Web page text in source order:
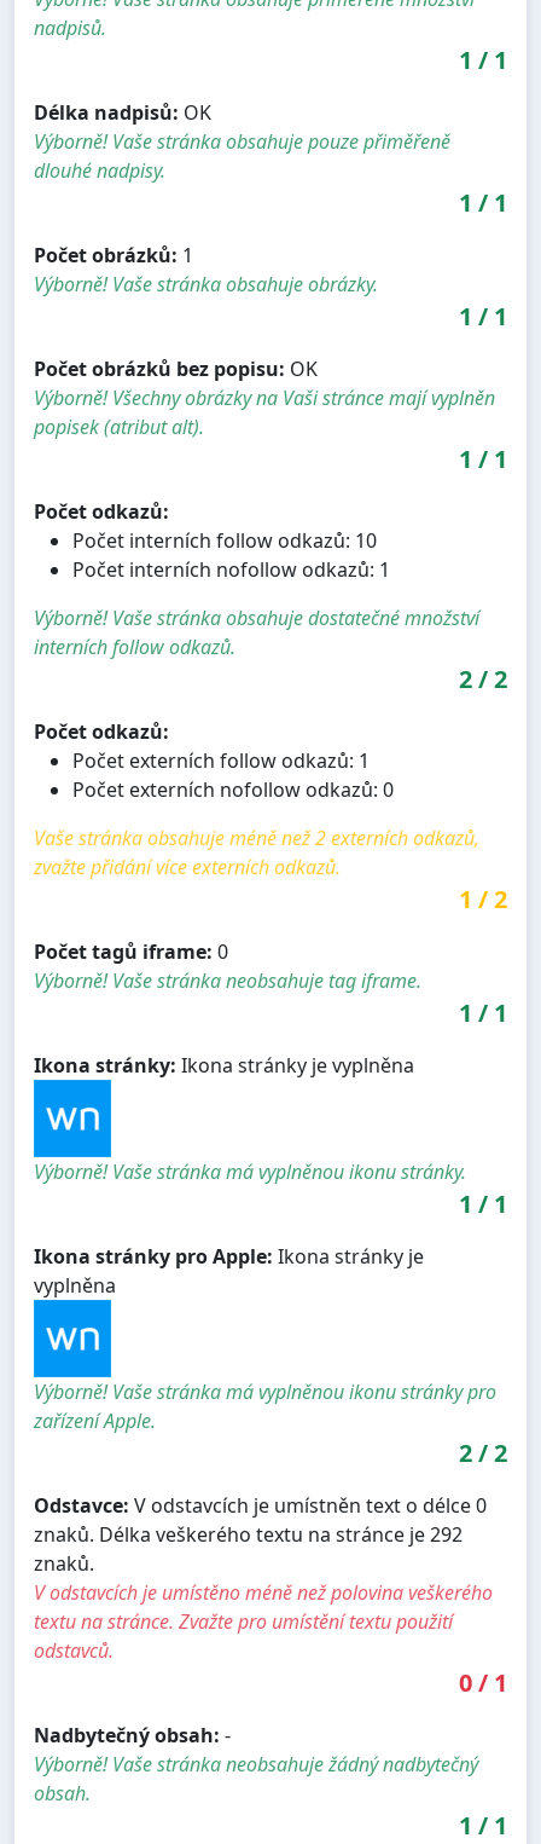
nadpisů.
1 / 1
Délka nadpisů: OK
Výborně! Vaše stránka obsahuje pouze přiměřeně
dlouhé nadpisy.
1 / 1
Počet obrázků: 1
Výborně! Vaše stránka obsahuje obrázky.
1 / 1
Počet obrázků bez popisu: OK
Výborně! Všechny obrázky na Vaši stránce mají vyplněn
popisek (atribut alt).
1 / 1
Počet odkazů:
Počet interních follow odkazů: 10
Počet interních nofollow odkazů: 1
Výborně! Vaše stránka obsahuje dostatečné množství
interních follow odkazů.
2/2
Počet odkazů:
Počet externích follow odkazů: 1
Počet externích nofollow odkazů: 0
Vaše stránka obsahuje méně než 2 externích odkazů,
zvažte přidání více externích odkazů.
1 /2
Počet tagů iframe: 0
Výborně! Vaše stránka neobsahuje tag iframe.
1 / 1
Ikona stránky: Ikona stránky je vyplněna
Výborně! Vaše stránka má vyplněnou ikonu stránky.
1 / 1
Ikona stránky pro Apple: Ikona stránky je
vyplněna
Výborně! Vaše stránka má vyplněnou ikonu stránky pro
zařízení Apple.
2/2
Odstavce: V odstavcích je umístněn text o délce 0
znaků. Délka veškerého textu na stránce je 292
znaků.
V odstavcích je umístěno méně než polovina veškerého
textu na stránce. Zvažte pro umístění textu použití
odstavců.
0/ 1
Nadbytečný obsah: -
Výborně! Vaše stránka neobsahuje žádný nadbytečný
obsah.
1 / 1